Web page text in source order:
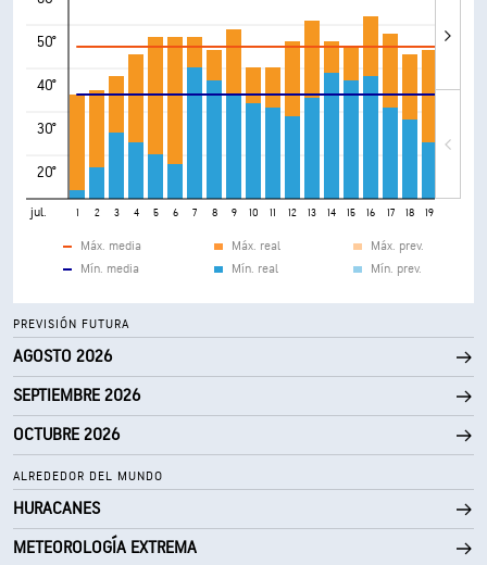
50°
40°
30°
20°
jul. 1 2 3 4 5 6 7 8 9 10 11 12 13 14 15 16 17 18 19
Máx. media
Mín. media
Máx. real
Mín. real
Máx. prev.
Mín. prev.
PREVISIÓN FUTURA
AGOSTO 2026
SEPTIEMBRE 2026
OCTUBRE 2026
ALREDEDOR DEL MUNDO
HURACANES
METEOROLOGÍA EXTREMA